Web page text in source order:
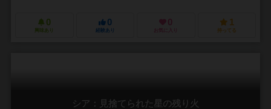
0
興味あり
0
経験あり
0
お気に入り
1
持ってる
シア：見捨てられた星の残り火